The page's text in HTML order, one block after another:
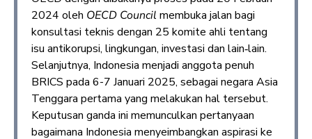
2024 oleh OECD Council membuka jalan bagi
konsultasi teknis dengan 25 komite ahli tentang
isu antikorupsi, lingkungan, investasi dan lain‑lain.
Selanjutnya, Indonesia menjadi anggota penuh
BRICS pada 6-7 Januari 2025, sebagai negara Asia
Tenggara pertama yang melakukan hal tersebut.
Keputusan ganda ini memunculkan pertanyaan
bagaimana Indonesia menyeimbangkan aspirasi ke